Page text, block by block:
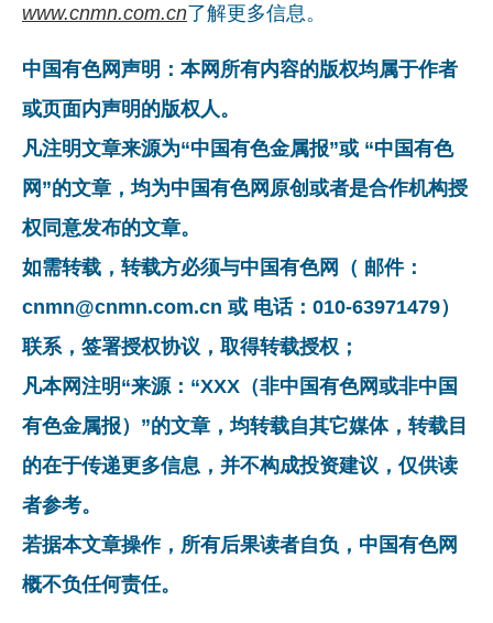
www.cnmn.com.cn了解更多信息。
中国有色网声明：本网所有内容的版权均属于作者
或页面内声明的版权人。
凡注明文章来源为“中国有色金属报”或 “中国有色
网”的文章，均为中国有色网原创或者是合作机构授
权同意发布的文章。
如需转载，转载方必须与中国有色网（ 邮件：
cnmn@cnmn.com.cn 或 电话：010-63971479）
联系，签署授权协议，取得转载授权；
凡本网注明“来源：“XXX（非中国有色网或非中国
有色金属报）”的文章，均转载自其它媒体，转载目
的在于传递更多信息，并不构成投资建议，仅供读
者参考。
若据本文章操作，所有后果读者自负，中国有色网
概不负任何责任。